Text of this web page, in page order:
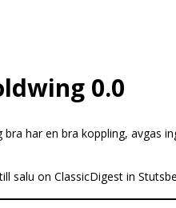
0.0
bra har en bra koppling, avgas
salu on ClassicDigest in